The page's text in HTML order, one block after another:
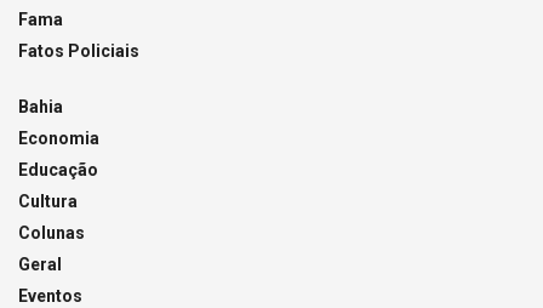
Fama
Fatos Policiais
Bahia
Economia
Educação
Cultura
Colunas
Geral
Eventos